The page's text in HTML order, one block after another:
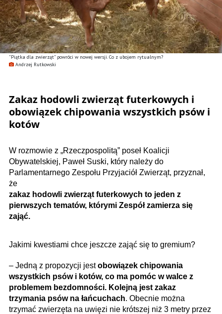
”Piątka dla zwierząt” powróci w nowej wersji. Co z ubojem rytualnym?
Andrzej Rutkowski
Zakaz hodowli zwierząt futerkowych i
obowiązek chipowania wszystkich psów i
kotów
W rozmowie z „Rzeczpospolitą” poseł Koalicji
Obywatelskiej, Paweł Suski, który należy do
Parlamentarnego Zespołu Przyjaciół Zwierząt, przyznał,
że
zakaz hodowli zwierząt futerkowych to jeden z
pierwszych tematów, którymi Zespół zamierza się
zająć.
Jakimi kwestiami chce jeszcze zająć się to gremium?
– Jedną z propozycji jestobowiązek chipowania
wszystkich psów i kotów, co ma pomóc w walce z
problemem bezdomności. Kolejną jest zakaz
trzymania psów na łańcuchach. Obecnie można
trzymać zwierzęta na uwięzi nie krótszej niż 3 metry przez